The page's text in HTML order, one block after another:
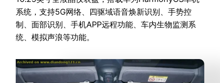
系统，支持5G网络、四驱域语音焕新识别、手势控
制、面部识别、手机APP远程功能、车内生物监测系
统、模拟声浪等功能。